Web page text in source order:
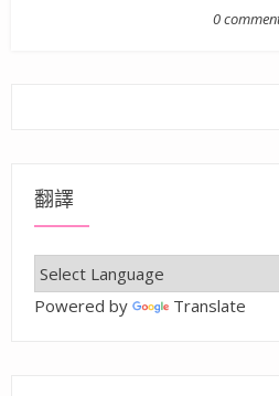
0
翻譯
Powered by Translate